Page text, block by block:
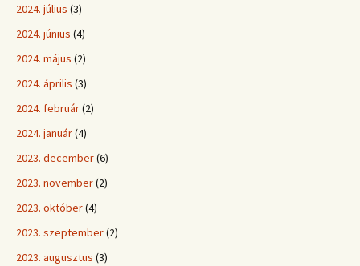
2024. július (3)
2024. június (4)
2024. május (2)
2024. április (3)
2024. február(2)
2024. január(4)
2023. december(6)
2023. november(2)
2023. október(4)
2023. szeptember(2)
2023. augusztus (3)